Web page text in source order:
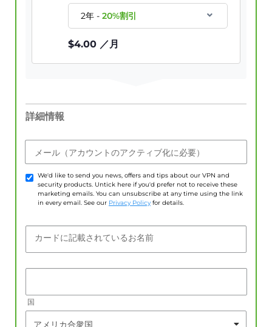
2年-20%割引
$4.00 ／月
詳細情報
メール（アカウントのアクティブ化に必要）
We'd like to send you news, offers and tips about our VPN and
security products. Untick here if you'd prefer not to receive these
marketing emails. You can unsubscribe at any time using the link
in every email. See our Privacy Policy for details.
カードに記載されているお名前
国